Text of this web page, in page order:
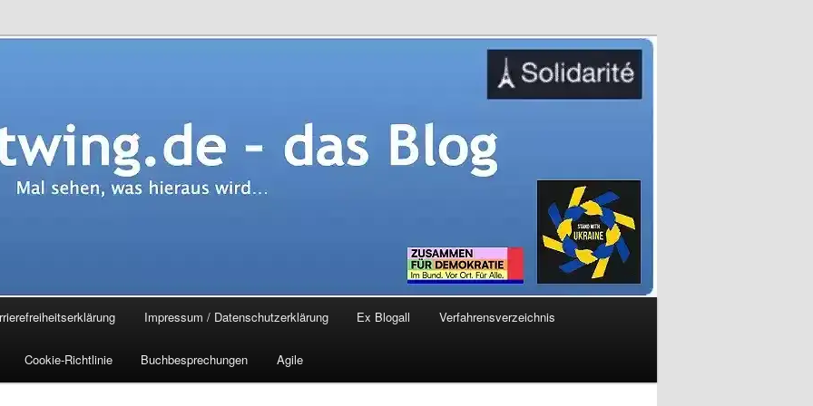
Impressum / Datenschutzerklärung Ex Blogall Verfahrensverzeichnis
Cookie-Richtlinie Buchbesprechungen Agile